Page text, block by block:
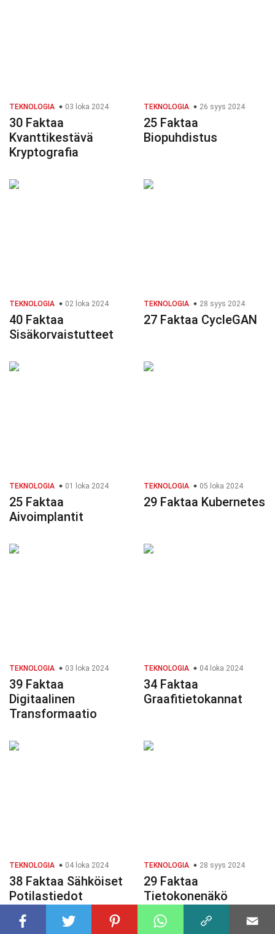
TEKNOLOGIA 03 loka 2024
30 Faktaa
Kvanttikestävä
Kryptografia
TEKNOLOGIA 26 syys 2024
25 Faktaa
Biopuhdistus
TEKNOLOGIA 02 loka 2024
40 Faktaa
Sisäkorvaistutteet
TEKNOLOGIA 28 syys 2024
27 Faktaa CycleGAN
TEKNOLOGIA 01 loka 2024
25 Faktaa
Aivoimplantit
TEKNOLOGIA 05 loka 2024
29 Faktaa Kubernetes
TEKNOLOGIA 03 loka 2024
39 Faktaa
Digitaalinen
Transformaatio
TEKNOLOGIA 04 loka 2024
34 Faktaa
Graafitietokannat
TEKNOLOGIA 04 loka 2024
38 Faktaa Sähköiset
Potilastiedot
TEKNOLOGIA 28 syys 2024
29 Faktaa
Tietokonenäkö